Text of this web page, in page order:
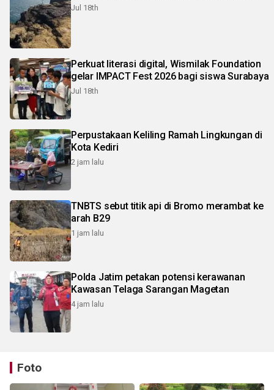
Jul 18th
Perkuat literasi digital, Wismilak Foundation
gelar IMPACT Fest 2026 bagi siswa Surabaya
Jul 18th
Perpustakaan Keliling Ramah Lingkungan di
Kota Kediri
2 jam lalu
TNBTS sebut titik api di Bromo merambat ke
arah B29
1 jam lalu
Polda Jatim petakan potensi kerawanan
Kawasan Telaga Sarangan Magetan
4 jam lalu
Foto